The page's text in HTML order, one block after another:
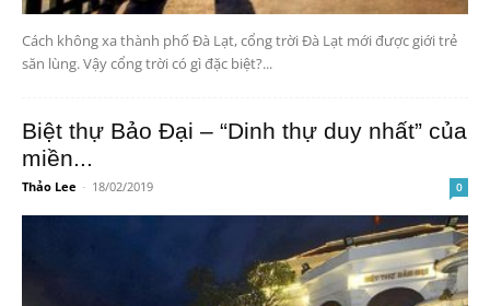
Cách không xa thành phố Đà Lạt, cổng trời Đà Lạt mới được giới trẻ
săn lùng. Vậy cổng trời có gì đặc biệt?...
Biệt thự Bảo Đại – “Dinh thự duy nhất” của
miền...
Thảo Lee - 18/02/2019 0